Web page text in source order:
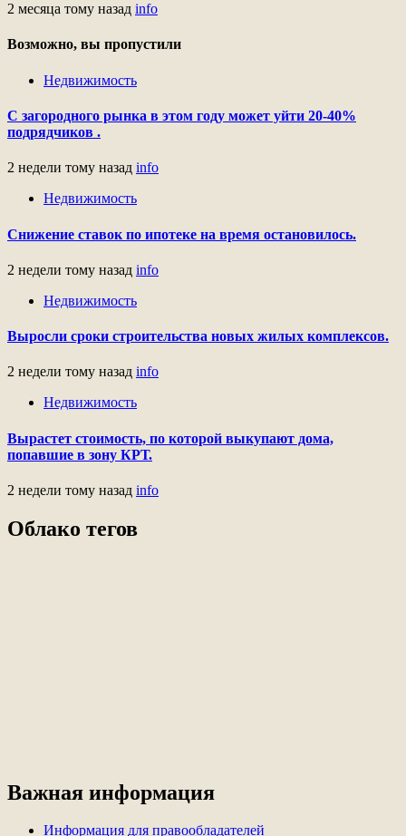
2 месяца тому назад info
Возможно, вы пропустили
Недвижимость
С загородного рынка в этом году может уйти 20-40%
подрядчиков .
2 недели тому назад info
Недвижимость
Снижение ставок по ипотеке на время остановилось.
2 недели тому назад info
Недвижимость
Выросли сроки строительства новых жилых комплексов.
2 недели тому назад info
Недвижимость
Вырастет стоимость, по которой выкупают дома,
попавшие в зону КРТ.
2 недели тому назад info
Облако тегов
Важная информация
Информация для правообладателей